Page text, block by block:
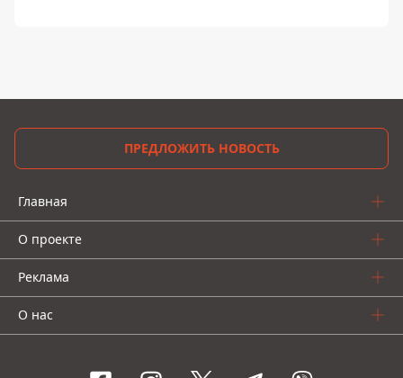
ПРЕДЛОЖИТЬ НОВОСТЬ
Главная
О проекте
Реклама
О нас